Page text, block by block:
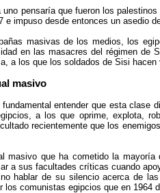
uno pensaría que fueron los
e impuso desde entonces un asedio
masivas de los medios, los
en las masacres del régimen de
a los que los soldados de Sisi
masivo
entender que esta clase
a los que oprime, explota,
recientemente que los
masivo que ha cometido la
a sus facultades críticas cuando
hablar de su silencio acerca de
los comunistas egipcios que en 1964